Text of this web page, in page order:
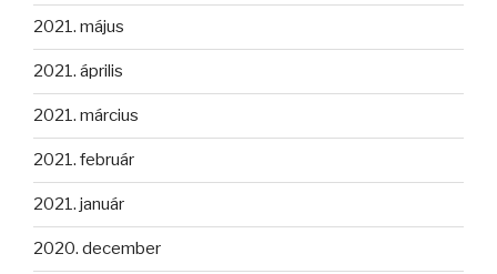
2021. május
2021. április
2021. március
2021. február
2021. január
2020. december